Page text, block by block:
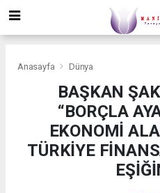
Anasayfa Dünya
BAŞKAN
“BORÇLA
EKONOMİ
TÜRKİYE